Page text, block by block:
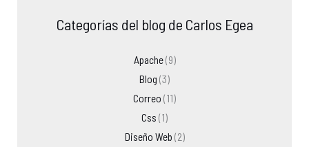
Categorías del blog de Carlos Egea
Apache(9)
Blog (3)
Correo (11)
Css (1)
Diseño Web (2)